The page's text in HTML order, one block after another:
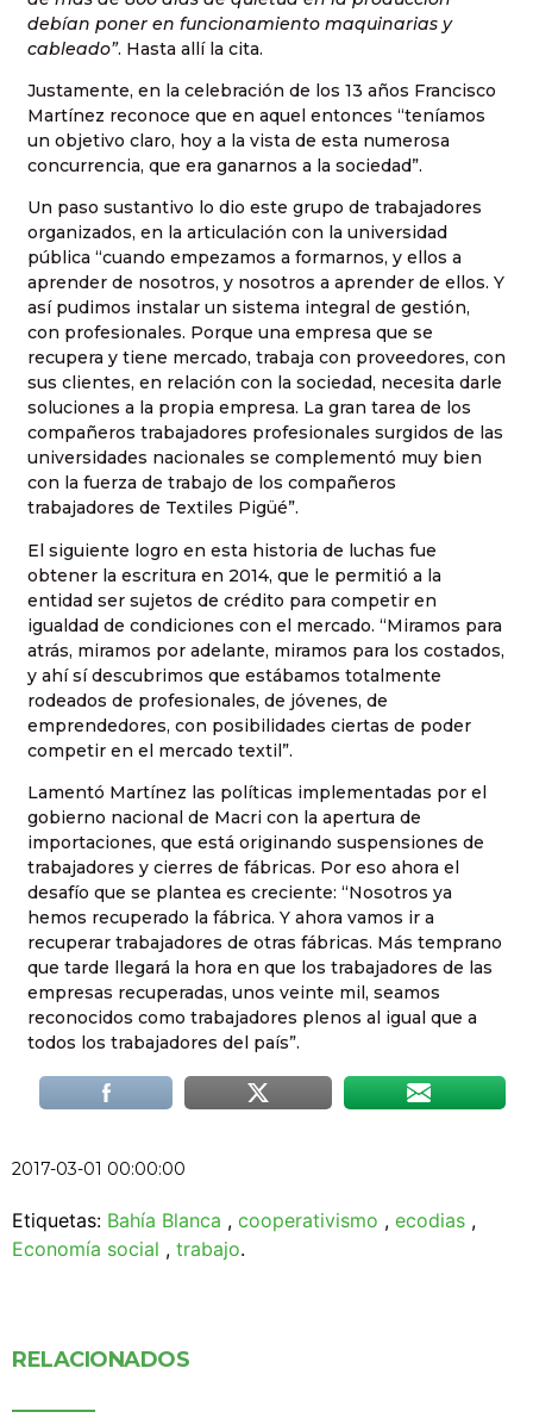
debían poner en funcionamiento maquinarias y
cableado”. Hasta allí la cita.
Justamente, en la celebración de los 13 años Francisco
Martínez reconoce que en aquel entonces “teníamos
un objetivo claro, hoy a la vista de esta numerosa
concurrencia, que era ganarnos a la sociedad”.
Un paso sustantivo lo dio este grupo de trabajadores
organizados, en la articulación con la universidad
pública “cuando empezamos a formarnos, y ellos a
aprender de nosotros, y nosotros a aprender de ellos. Y
así pudimos instalar un sistema integral de gestión,
con profesionales. Porque una empresa que se
recupera y tiene mercado, trabaja con proveedores, con
sus clientes, en relación con la sociedad, necesita darle
soluciones a la propia empresa. La gran tarea de los
compañeros trabajadores profesionales surgidos de las
universidades nacionales se complementó muy bien
con la fuerza de trabajo de los compañeros
trabajadores de Textiles Pigüé”.
El siguiente logro en esta historia de luchas fue
obtener la escritura en 2014, que le permitió a la
entidad ser sujetos de crédito para competir en
igualdad de condiciones con el mercado. “Miramos para
atrás, miramos por adelante, miramos para los costados,
y ahí sí descubrimos que estábamos totalmente
rodeados de profesionales, de jóvenes, de
emprendedores, con posibilidades ciertas de poder
competir en el mercado textil”.
Lamentó Martínez las políticas implementadas por el
gobierno nacional de Macri con la apertura de
importaciones, que está originando suspensiones de
trabajadores y cierres de fábricas. Por eso ahora el
desafío que se plantea es creciente: “Nosotros ya
hemos recuperado la fábrica. Y ahora vamos ir a
recuperar trabajadores de otras fábricas. Más temprano
que tarde llegará la hora en que los trabajadores de las
empresas recuperadas, unos veinte mil, seamos
reconocidos como trabajadores plenos al igual que a
todos los trabajadores del país”.
2017-03-01 00:00:00
Etiquetas: Bahía Blanca , cooperativismo , ecodias ,
Economía social , trabajo.
RELACIONADOS